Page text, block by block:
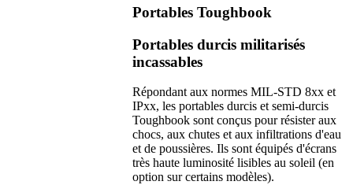
Portables Toughbook
Portables durcis militarisés
incassables
Répondant aux normes MIL-STD 8xx et
IPxx, les portables durcis et semi-durcis
Toughbook sont conçus pour résister aux
chocs, aux chutes et aux infiltrations d'eau
et de poussières. Ils sont équipés d'écrans
très haute luminosité lisibles au soleil (en
option sur certains modèles).